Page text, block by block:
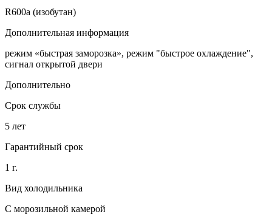
R600a (изобутан)
Дополнительная информация
режим «быстрая заморозка», режим "быстрое охлаждение",
сигнал открытой двери
Дополнительно
Срок службы
5 лет
Гарантийный срок
1 г.
Вид холодильника
С морозильной камерой